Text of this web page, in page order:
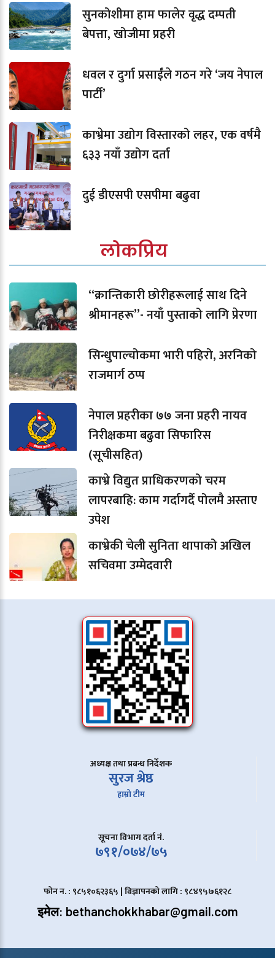
सुनकोशीमा हाम फालेर वृद्ध दम्पती
बेपत्ता, खोजीमा प्रहरी
धवल र दुर्गा प्रसाईंले गठन गरे ‘जय नेपाल
पार्टी’
काभ्रेमा उद्योग विस्तारको लहर, एक वर्षमै
६३३ नयाँ उद्योग दर्ता
दुई डीएसपी एसपीमा बढुवा
लोकप्रिय
“क्रान्तिकारी छोरीहरूलाई साथ दिने
श्रीमानहरू”- नयाँ पुस्ताको लागि प्रेरणा
सिन्धुपाल्चोकमा भारी पहिरो, अरनिको
राजमार्ग ठप्प
नेपाल प्रहरीका ७७ जना प्रहरी नायव
निरीक्षकमा बढुवा सिफारिस
(सूचीसहित)
काभ्रे विद्युत प्राधिकरणको चरम
लापरबाहि: काम गर्दागर्दै पोलमै अस्ताए
उपेश
काभ्रेकी चेली सुनिता थापाको अखिल
सचिवमा उम्मेदवारी
अध्यक्ष तथा प्रबन्ध निर्देशक
सुरज श्रेष्ठ
हाम्रो टीम
सूचना विभाग दर्ता नं.
७९१/०७४/७५
फोन न. : ९८५१०६२३६५ | बिज्ञापनको लागि : ९८४९५७६१२८
इमेल: bethanchokkhabar@gmail.com